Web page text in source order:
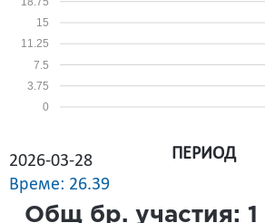
0
3.75
7.5
11.25
15
2026-03-28
Време: 26.39
ПЕРИОД
Общ бр. участия: 1